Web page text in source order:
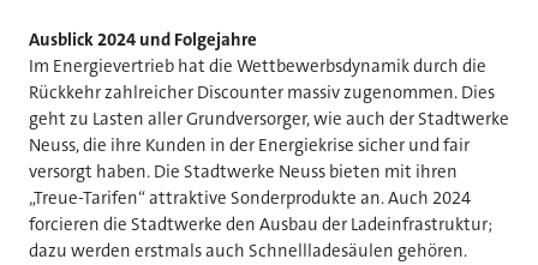
Ausblick 2024 und Folgejahre
Im Energievertrieb hat die Wettbewerbsdynamik durch die
Rückkehr zahlreicher Discounter massiv zugenommen. Dies
geht zu Lasten aller Grundversorger, wie auch der Stadtwerke
Neuss, die ihre Kunden in der Energiekrise sicher und fair
versorgt haben. Die Stadtwerke Neuss bieten mit ihren
„Treue-Tarifen“ attraktive Sonderprodukte an. Auch 2024
forcieren die Stadtwerke den Ausbau der Ladeinfrastruktur;
dazu werden erstmals auch Schnellladesäulen gehören.